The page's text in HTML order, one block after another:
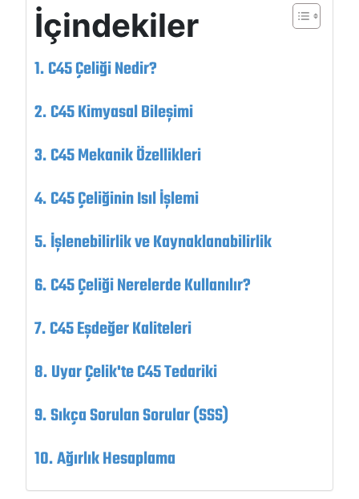
İçindekiler
C45 Çeliği Nedir?
C45 Kimyasal Bileşimi
C45 Mekanik Özellikleri
C45 Çeliğinin Isıl İşlemi
İşlenebilirlik ve Kaynaklanabilirlik
C45 Çeliği Nerelerde Kullanılır?
C45 Eşdeğer Kaliteleri
Uyar Çelik'te C45 Tedariki
Sıkça Sorulan Sorular (SSS)
Ağırlık Hesaplama